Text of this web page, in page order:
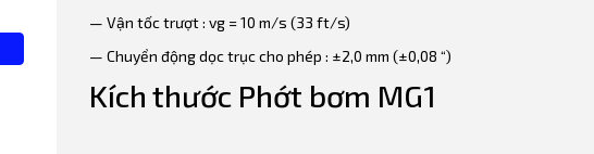
— Vận tốc trượt : vg = 10 m/s (33 ft/s)
— Chuyển động dọc trục cho phép : ±2,0 mm (±0,08 “)
Kích thước Phớt bơm MG1